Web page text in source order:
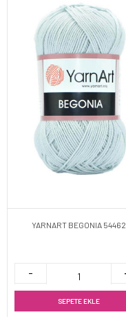
YARNART BEGONIA 54462
SEPETE EKLE